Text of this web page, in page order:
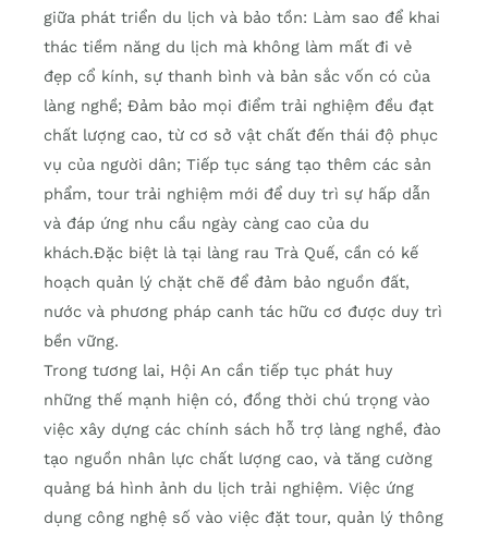
giữa phát triển du lịch và bảo tồn: Làm sao để khai
thác tiềm năng du lịch mà không làm mất đi vẻ
đẹp cổ kính, sự thanh bình và bản sắc vốn có của
làng nghề; Đảm bảo mọi điểm trải nghiệm đều đạt
chất lượng cao, từ cơ sở vật chất đến thái độ phục
vụ của người dân; Tiếp tục sáng tạo thêm các sản
phẩm, tour trải nghiệm mới để duy trì sự hấp dẫn
và đáp ứng nhu cầu ngày càng cao của du
khách.Đặc biệt là tại làng rau Trà Quế, cần có kế
hoạch quản lý chặt chẽ để đảm bảo nguồn đất,
nước và phương pháp canh tác hữu cơ được duy trì
bền vững.
Trong tương lai, Hội An cần tiếp tục phát huy
những thế mạnh hiện có, đồng thời chú trọng vào
việc xây dựng các chính sách hỗ trợ làng nghề, đào
tạo nguồn nhân lực chất lượng cao, và tăng cường
quảng bá hình ảnh du lịch trải nghiệm. Việc ứng
dụng công nghệ số vào việc đặt tour, quản lý thông